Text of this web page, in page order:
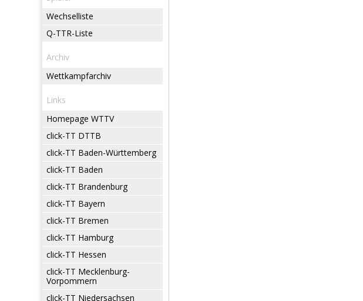
Wechselliste
Q-TTR-Liste
Archiv
Wettkampfarchiv
Links
Homepage WTTV
click-TT DTTB
click-TT Baden-Württemberg
click-TT Baden
click-TT Brandenburg
click-TT Bayern
click-TT Bremen
click-TT Hamburg
click-TT Hessen
click-TT Mecklenburg-
Vorpommern
click-TT Niedersachsen